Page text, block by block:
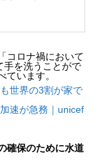
コロナ禍において
手を洗うことがで
ています。
世界の3割が家で
速が急務｜unicef
確保のために水道